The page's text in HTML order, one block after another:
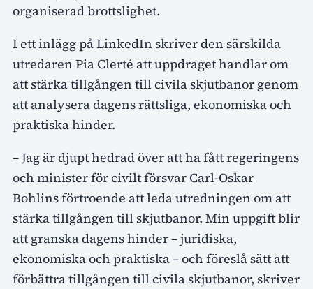
organiserad brottslighet.
I ett inlägg på LinkedIn skriver den särskilda
utredaren Pia Clerté att uppdraget handlar om
att stärka tillgången till civila skjutbanor genom
att analysera dagens rättsliga, ekonomiska och
praktiska hinder.
– Jag är djupt hedrad över att ha fått regeringens
och minister för civilt försvar Carl-Oskar
Bohlins förtroende att leda utredningen om att
stärka tillgången till skjutbanor. Min uppgift blir
att granska dagens hinder – juridiska,
ekonomiska och praktiska – och föreslå sätt att
förbättra tillgången till civila skjutbanor, skriver